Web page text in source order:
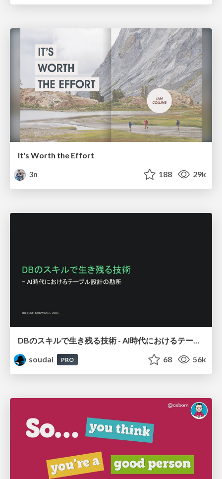
It's Worth the Effort
3n
188 29k
soudai
PRO 68 56k